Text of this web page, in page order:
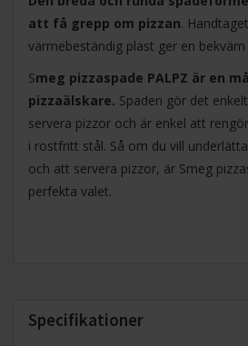
att få grepp om pizzan.
värmebeständig plast ger en
Smeg pizzaspade PALPZ är en
pizzaälskare. Spaden gör det
servera pizzor och är enkel att
i rostfritt stål. Så om du vill
och att servera pizzor, är Smeg
perfekta valet.
Specifikationer